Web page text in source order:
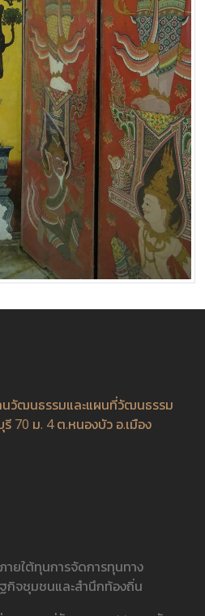
วัฒนธรรมและแผนที่วัฒนธรรม
70 ม. 4 ต.หนองบัว อ.เมือง
ายใต้ทุนการจัดการทุนทาง
กิจชุมชนและสำนึกท้องถิ่น